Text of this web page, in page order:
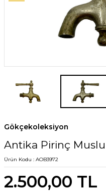
Gökçekoleksiyon
Antika Pirinç
Ürün Kodu : AOB3972
2.500,00 TL